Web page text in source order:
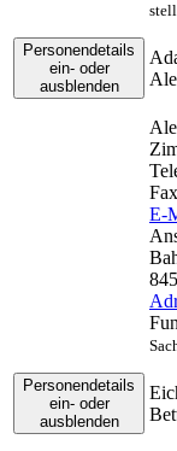
Personendetails
ein- oder
ausblenden
E-
Personendetails
ein- oder
ausblenden